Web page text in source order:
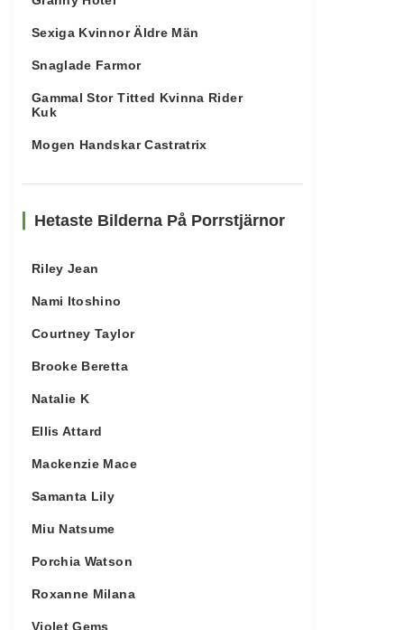
Sexiga Kvinnor Äldre Män
Snaglade Farmor
Gammal Stor Titted Kvinna Rider
Kuk
Mogen Handskar Castratrix
Hetaste Bilderna På Porrstjärnor
Riley Jean
Nami Itoshino
Courtney Taylor
Brooke Beretta
Natalie K
Ellis Attard
Mackenzie Mace
Samanta Lily
Miu Natsume
Porchia Watson
Roxanne Milana
Violet Gems